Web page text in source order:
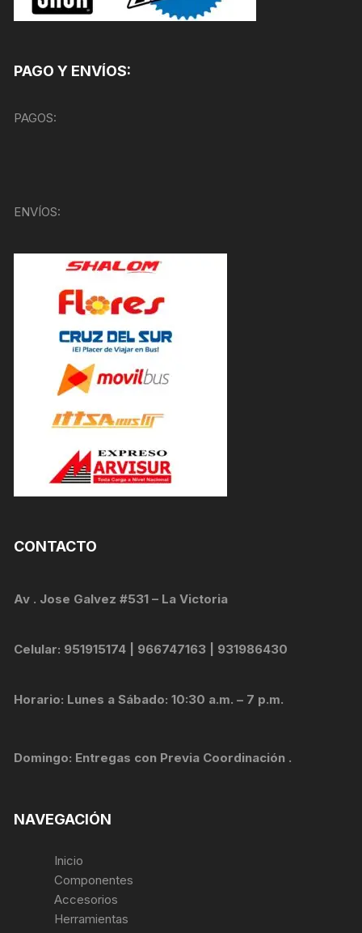
PAGO Y ENVÍOS:
PAGOS:
ENVÍOS:
CONTACTO
Av . Jose Galvez #531 – La Victoria
Celular: 951915174 | 966747163 | 931986430
Horario: Lunes a Sábado: 10:30 a.m. – 7 p.m.
Domingo: Entregas con Previa Coordinación .
NAVEGACIÓN
Inicio
Componentes
Accesorios
Herramientas